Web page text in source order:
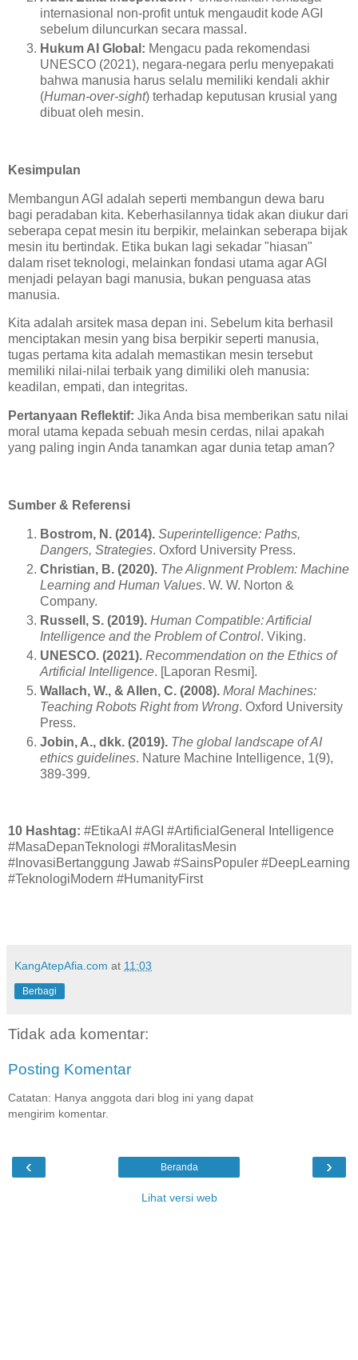
internasional non-profit untuk mengaudit kode AGI
sebelum diluncurkan secara massal.
Hukum AI Global: Mengacu pada rekomendasi
UNESCO (2021), negara-negara perlu menyepakati
bahwa manusia harus selalu memiliki kendali akhir
(Human-over-sight) terhadap keputusan krusial yang
dibuat oleh mesin.
Kesimpulan
Membangun AGI adalah seperti membangun dewa baru
bagi peradaban kita. Keberhasilannya tidak akan diukur dari
seberapa cepat mesin itu berpikir, melainkan seberapa bijak
mesin itu bertindak. Etika bukan lagi sekadar "hiasan"
dalam riset teknologi, melainkan fondasi utama agar AGI
menjadi pelayan bagi manusia, bukan penguasa atas
manusia.
Kita adalah arsitek masa depan ini. Sebelum kita berhasil
menciptakan mesin yang bisa berpikir seperti manusia,
tugas pertama kita adalah memastikan mesin tersebut
memiliki nilai-nilai terbaik yang dimiliki oleh manusia:
keadilan, empati, dan integritas.
Pertanyaan Reflektif: Jika Anda bisa memberikan satu nilai
moral utama kepada sebuah mesin cerdas, nilai apakah
yang paling ingin Anda tanamkan agar dunia tetap aman?
Sumber & Referensi
Bostrom, N. (2014). Superintelligence: Paths,
Dangers, Strategies. Oxford University Press.
Christian, B. (2020). The Alignment Problem: Machine
Learning and Human Values. W. W. Norton &
Company.
Russell, S. (2019). Human Compatible: Artificial
Intelligence and the Problem of Control. Viking.
UNESCO. (2021). Recommendation on the Ethics of
Artificial Intelligence. [Laporan Resmi].
Wallach, W., & Allen, C. (2008). Moral Machines:
Teaching Robots Right from Wrong. Oxford University
Press.
Jobin, A., dkk. (2019). The global landscape of AI
ethics guidelines. Nature Machine Intelligence, 1(9),
389-399.
10 Hashtag: #EtikaAI #AGI #ArtificialGeneral Intelligence
#MasaDepanTeknologi #MoralitasMesin
#InovasiBertanggung Jawab #SainsPopuler #DeepLearning
#TeknologiModern #HumanityFirst
KangAtepAfia.com at 11:03
Berbagi
Tidak ada komentar:
Posting Komentar
Catatan: Hanya anggota dari blog ini yang dapat
mengirim komentar.
‹ ›
Beranda
Lihat versi web